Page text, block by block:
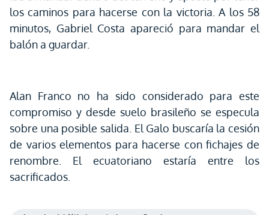
los caminos para hacerse con la victoria. A los 58
minutos, Gabriel Costa apareció para mandar el
balón a guardar.
Alan Franco no ha sido considerado para este
compromiso y desde suelo brasileño se especula
sobre una posible salida. El Galo buscaría la cesión
de varios elementos para hacerse con fichajes de
renombre. El ecuatoriano estaría entre los
sacrificados.